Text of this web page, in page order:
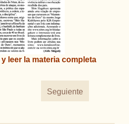
y leer la materia completa
Seguiente